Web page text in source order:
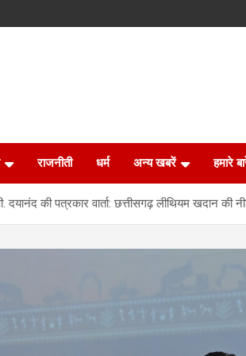
राजनीती धर्म अन्य खबरें हमारे
दयानंद की पत्रकार वार्ता: छत्तीसगढ़ लीथियम खदान की